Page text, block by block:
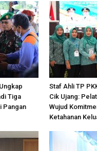
Tiga
Pangan
Staf Ahli TP
Cik Ujang:
Wujud
Ketahanan